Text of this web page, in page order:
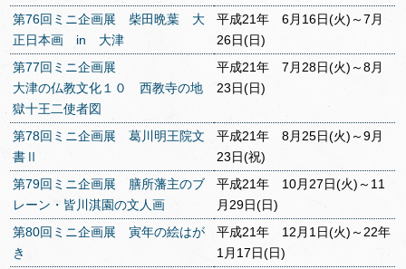
第76回ミニ企画展 柴田晩葉 大
正日本画 in 大津
平成21年 6月16日(火)～7月
26日(日)
第77回ミニ企画展
大津の仏教文化１０ 西教寺の地
獄十王二使者図
平成21年 7月28日(火)～8月
23日(日)
第78回ミニ企画展 葛川明王院文
書Ⅱ
平成21年 8月25日(火)～9月
23日(祝)
第79回ミニ企画展 膳所藩主のブ
レーン・皆川淇園の文人画
平成21年 10月27日(火)～11
月29日(日)
第80回ミニ企画展 寅年の絵はが
き
平成21年 12月1日(火)～22年
1月17日(日)